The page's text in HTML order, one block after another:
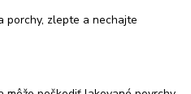
porchy, zlepte a nechajte